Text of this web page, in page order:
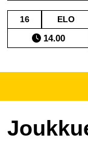
16 ELO
14.00